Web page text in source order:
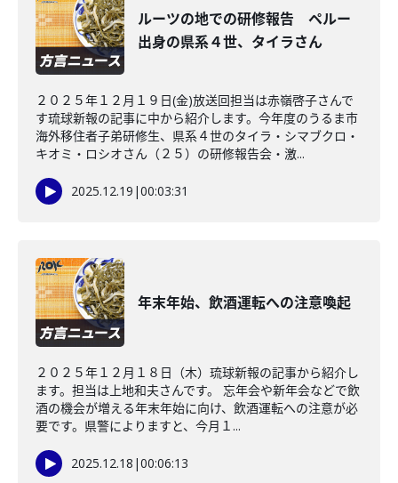
ルーツの地での研修報告 ペルー
出身の県系４世、タイラさん
２０２５年１２月１９日(金)放送回担当は赤嶺啓子さんで
す琉球新報の記事に中から紹介します。今年度のうるま市
海外移住者子弟研修生、県系４世のタイラ・シマブクロ・
キオミ・ロシオさん（２５）の研修報告会・激...
2025.12.19 |00:03:31
年末年始、飲酒運転への注意喚起
２０２５年１２月１８日（木）琉球新報の記事から紹介し
ます。担当は上地和夫さんです。 忘年会や新年会などで飲
酒の機会が増える年末年始に向け、飲酒運転への注意が必
要です。県警によりますと、今月１...
2025.12.18 |00:06:13